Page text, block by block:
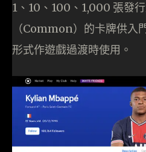
1、10、100、1,000 張發
（Common）的卡牌供入
形式作遊戲過渡時使用。